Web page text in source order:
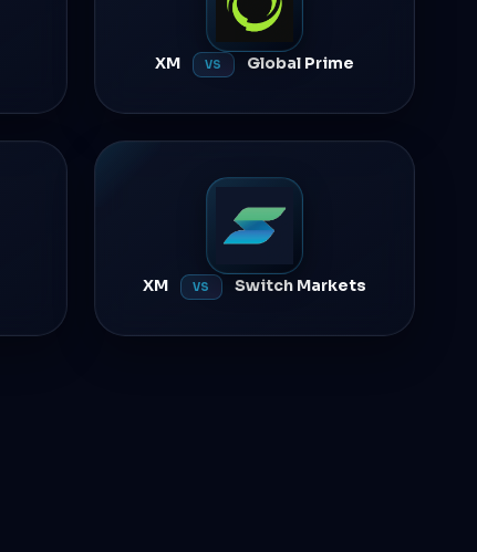
XM VS Global Prime
XM VS Switch Markets